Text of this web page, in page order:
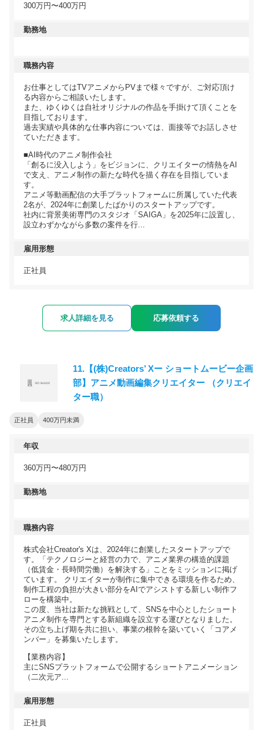
300万円〜400万円
勤務地
職務内容
お仕事としてはTVアニメからPVまで様々ですが、ご対応頂け
る内容からご相談いたします。
また、ゆくゆくは自社オリジナルの作品を手掛けて頂くことを
目指しております。
過去実績や具体的な仕事内容については、面接等でお話しさせ
ていただきます。
■AI時代のアニメ制作会社
「創るに没入しよう」をビジョンに、クリエイターの情熱をAI
で支え、アニメ制作の新たな時代を描く存在を目指していま
す。
アニメ等動画配信の大手プラットフォームに所属していた代表
2名が、2024年に創業したばかりのスタートアップです。
社内に背景美術専門のスタジオ「SAIGA」を2025年に設置し、
設立わずかながら多数の案件を行...
雇用形態
正社員
求人詳細を見る 応募依頼する
11.【(株)Creators’ Xー ショートムービー企画
部】アニメ動画編集クリエイター （クリエイ
ター職）
正社員 400万円未満
年収
360万円〜480万円
勤務地
職務内容
株式会社Creator's Xは、2024年に創業したスタートアップで
す。「テクノロジーと経営の力で、アニメ業界の構造的課題
（低賃金・長時間労働）を解決する」ことをミッションに掲げ
ています。 クリエイターが制作に集中できる環境を作るため、
制作工程の負担が大きい部分をAIでアシストする新しい制作フ
ローを構築中。
この度、当社は新たな挑戦として、SNSを中心としたショート
アニメ制作を専門とする新組織を設立する運びとなりました。
その立ち上げ期を共に担い、事業の根幹を築いていく「コアメ
ンバー」を募集いたします。
【業務内容】
主にSNSプラットフォームで公開するショートアニメーション
（二次元ア...
雇用形態
正社員